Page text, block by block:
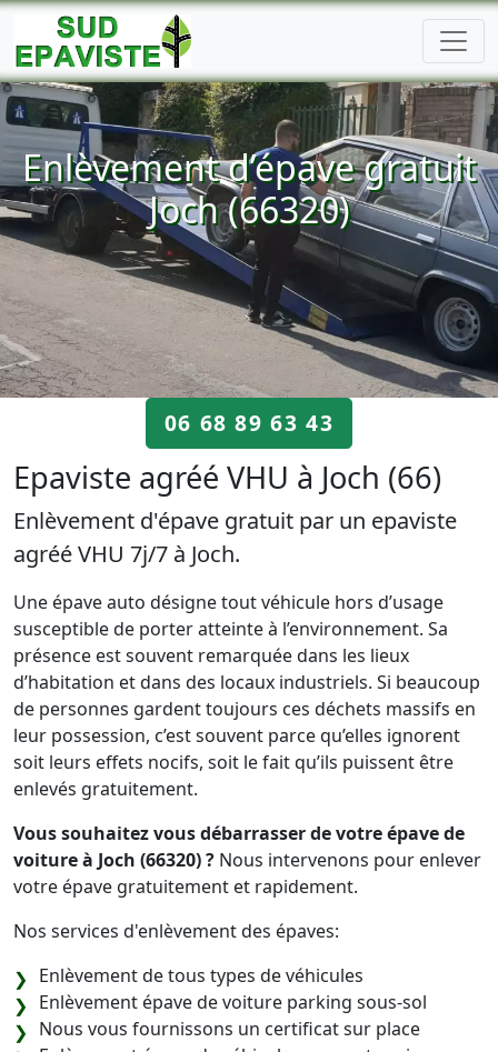
Enlèvement d’épave gratuit
Joch (66320)
06 68 89 63 43
Epaviste agréé VHU à Joch (66)
Enlèvement d'épave gratuit par un epaviste
agréé VHU 7j/7 à Joch.
Une épave auto désigne tout véhicule hors d’usage
susceptible de porter atteinte à l’environnement. Sa
présence est souvent remarquée dans les lieux
d’habitation et dans des locaux industriels. Si beaucoup
de personnes gardent toujours ces déchets massifs en
leur possession, c’est souvent parce qu’elles ignorent
soit leurs effets nocifs, soit le fait qu’ils puissent être
enlevés gratuitement.
Vous souhaitez vous débarrasser de votre épave de
voiture à Joch (66320) ? Nous intervenons pour enlever
votre épave gratuitement et rapidement.
Nos services d'enlèvement des épaves:
Enlèvement de tous types de véhicules
Enlèvement épave de voiture parking sous-sol
Nous vous fournissons un certificat sur place